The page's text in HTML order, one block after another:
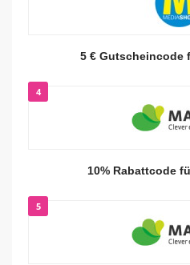
5 € Gutscheincode
4
10% Rabattcode
5